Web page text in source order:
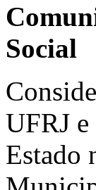
Social
UFRJ
Estado